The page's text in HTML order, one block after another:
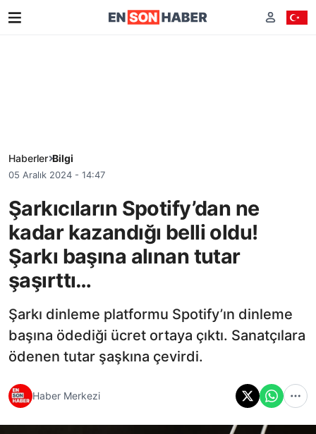
Haberler Bilgi
05 Aralık 2024 - 14:47
Şarkıcıların Spotify’dan ne
kadar kazandığı belli oldu!
Şarkı başına alınan tutar
şaşırttı…
Şarkı dinleme platformu Spotify’ın dinleme
başına ödediği ücret ortaya çıktı. Sanatçılara
ödenen tutar şaşkına çevirdi.
Haber Merkezi